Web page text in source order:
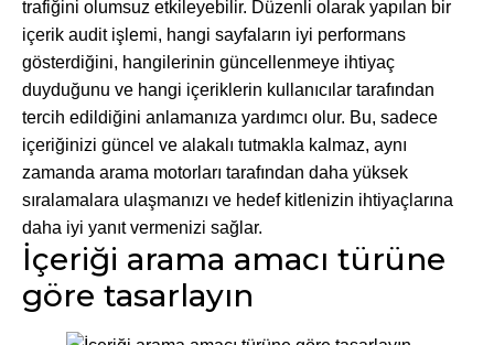
trafiğini olumsuz etkileyebilir. Düzenli olarak yapılan bir
içerik audit işlemi, hangi sayfaların iyi performans
gösterdiğini, hangilerinin güncellenmeye ihtiyaç
duyduğunu ve hangi içeriklerin kullanıcılar tarafından
tercih edildiğini anlamanıza yardımcı olur. Bu, sadece
içeriğinizi güncel ve alakalı tutmakla kalmaz, aynı
zamanda arama motorları tarafından daha yüksek
sıralamalara ulaşmanızı ve hedef kitlenizin ihtiyaçlarına
daha iyi yanıt vermenizi sağlar.
İçeriği arama amacı türüne
göre tasarlayın